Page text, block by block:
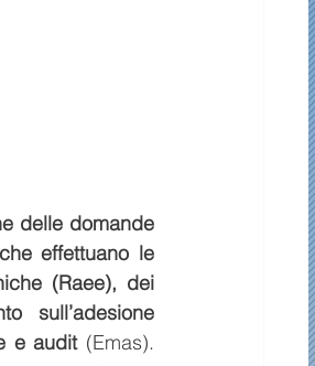
delle domande
effettuano le
(Raee), dei
sull’adesione
e audit (Emas).